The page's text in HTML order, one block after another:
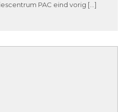
PAC eind vorig […]